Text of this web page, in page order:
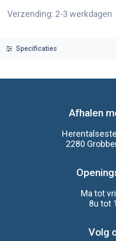
Verzending: 2-3 werkdagen
Specificaties
Afhalen
2280
Ma tot
8u tot
Volg